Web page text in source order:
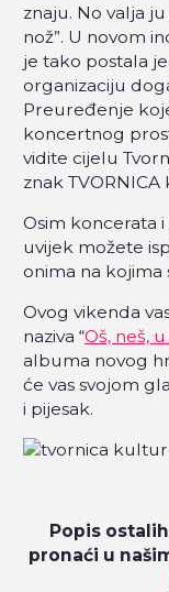
znaju. No valja
nož”. U novom
je tako postala
organizaciju
Preuređenje
koncertnog
vidite cijelu
znak
Osim koncerata
uvijek možete
onima na kojima
Ovog vikenda
naziva “Oš, neš,
albuma novog
će vas svojom
i pijesak.
Popis
pronaći u